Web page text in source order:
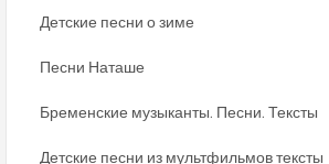
Детские песни о зиме
Песни Наташе
Бременские музыканты. Песни. Тексты
Детские песни из мультфильмов тексты